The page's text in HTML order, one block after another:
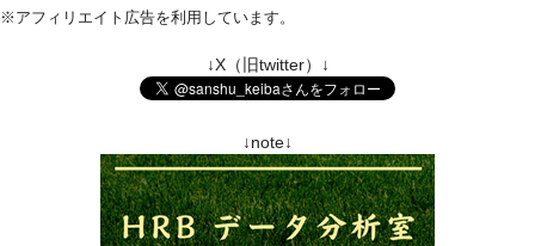
※アフィリエイト広告を利用しています。
↓X（旧twitter）↓
↓note↓